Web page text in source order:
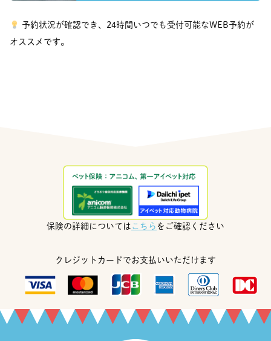
予約状況が確認でき、24時間いつでも受付可能なWEB予約が
オススメです。
保険の詳細については こちら をご確認ください
クレジットカードでお支払いいただけます